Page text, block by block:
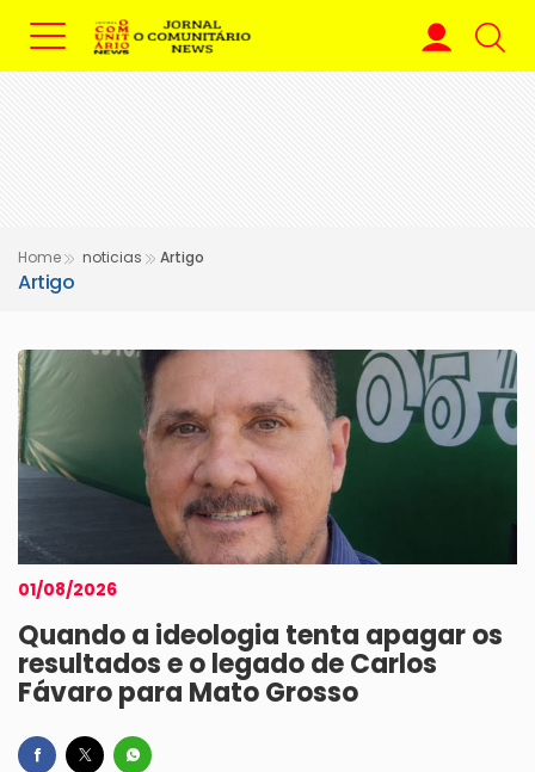
Home noticias Artigo
Artigo
01/08/2026
Quando a ideologia tenta apagar os
resultados e o legado de Carlos
Fávaro para Mato Grosso